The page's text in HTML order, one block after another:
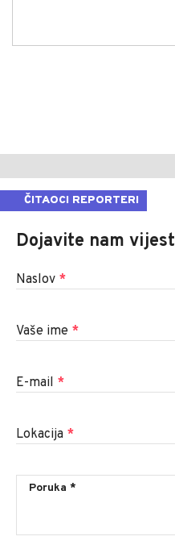
ČITAOCI REPORTERI
Dojavite nam vijest
Naslov *
Vaše ime *
E-mail *
Lokacija *